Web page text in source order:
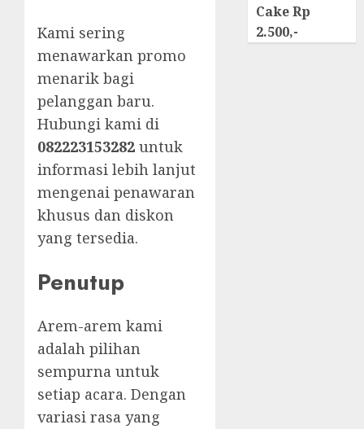
Kami sering
menawarkan promo
menarik bagi
pelanggan baru.
Hubungi kami di
082223153282 untuk
informasi lebih lanjut
mengenai penawaran
khusus dan diskon
yang tersedia.
Penutup
Arem-arem kami
adalah pilihan
sempurna untuk
setiap acara. Dengan
variasi rasa yang
Cake Rp
2.500,-